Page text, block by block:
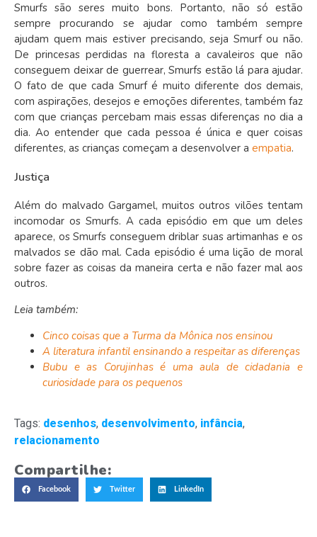
Smurfs são seres muito bons. Portanto, não só estão
sempre procurando se ajudar como também sempre
ajudam quem mais estiver precisando, seja Smurf ou não.
De princesas perdidas na floresta a cavaleiros que não
conseguem deixar de guerrear, Smurfs estão lá para ajudar.
O fato de que cada Smurf é muito diferente dos demais,
com aspirações, desejos e emoções diferentes, também faz
com que crianças percebam mais essas diferenças no dia a
dia. Ao entender que cada pessoa é única e quer coisas
diferentes, as crianças começam a desenvolver a empatia.
Justiça
Além do malvado Gargamel, muitos outros vilões tentam
incomodar os Smurfs. A cada episódio em que um deles
aparece, os Smurfs conseguem driblar suas artimanhas e os
malvados se dão mal. Cada episódio é uma lição de moral
sobre fazer as coisas da maneira certa e não fazer mal aos
outros.
Leia também:
Cinco coisas que a Turma da Mônica nos ensinou
A literatura infantil ensinando a respeitar as diferenças
Bubu e as Corujinhas é uma aula de cidadania e
curiosidade para os pequenos
Tags: desenhos, desenvolvimento, infância,
relacionamento
Compartilhe:
Facebook Twitter LinkedIn